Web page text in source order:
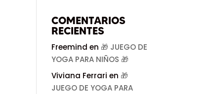
COMENTARIOS
RECIENTES
Freemind en 🎁 JUEGO DE
YOGA PARA NIÑOS 🎁
Viviana Ferrari en 🎁
JUEGO DE YOGA PARA